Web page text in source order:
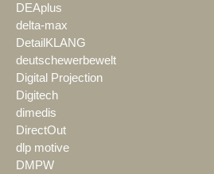
DEAplus
delta-max
DetailKLANG
deutschewerbewelt
Digital Projection
Digitech
dimedis
DirectOut
dlp motive
DMPW